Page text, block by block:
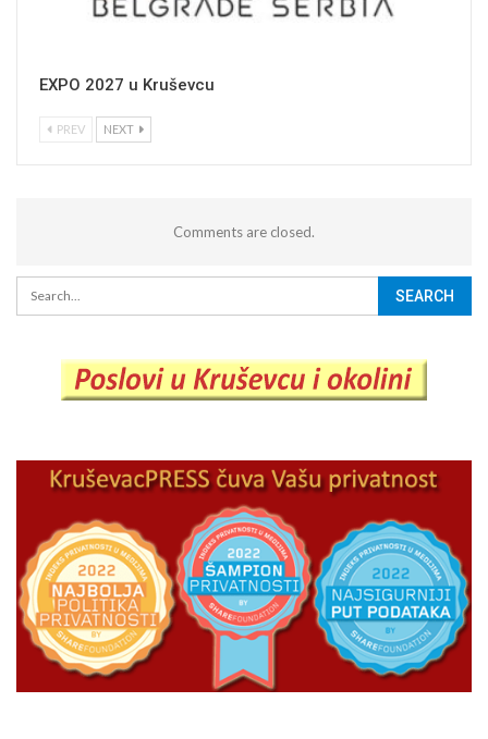
EXPO 2027 u Kruševcu
PREV NEXT
Comments are closed.